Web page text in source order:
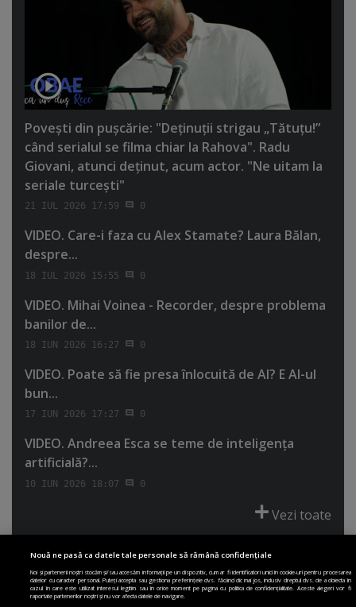
Poveşti din puşcărie: "Deţinuţii strigau „Tătuţu!”
când serialul se filma chiar la Rahova". Radu
Giovani, atunci deţinut, acum actor. "Ne uitam la
seriale turceşti"
21 IUL 2026 17:59 0
VIDEO. Care-i faza cu Alex Stamate? Laura Bălan,
despre...
18 IUL 2026 15:55 0
VIDEO. Mihai Voinea - Recorder, despre problema
banilor de...
18 IUN 2026 16:27 0
VIDEO. Poate să fie presa înlocuită de AI? E AI-ul
bun...
17 IUN 2026 17:27 0
VIDEO. Andreea Esca se teme de inteligenţa
artificială?...
10 IUN 2026 18:07 0
Vezi toate
PRIMA PAGINĂ
POLITICA DE COLECTARE ACORD COOKIE
Nouă ne pasă ca datele tale personale să rămână confidențiale
Noi și partenerii noștri stocăm și/sau accesăm informații pe un dispozitiv, cum ar fi identificatori unici în cookie-uri pentru procesarea
datelor cu caracter personal. Puteți accepta sau gestiona preferințele dvs. făcând clic mai jos, inclusiv dreptul dvs. de a obiecta în
cazul în care este utilizat interesul legitim sau în orice moment pe pagina cu politica de confidențialitate. Aceste alegeri vor fi
raportate partenerilor noștri și nu vor afecta datele de navigare.